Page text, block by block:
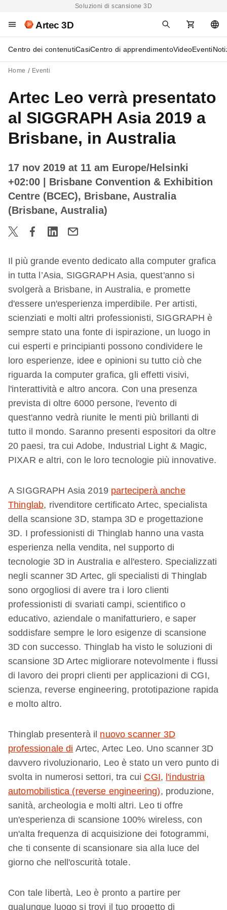
Soluzioni di scansione 3D
Artec 3D
Centro dei contenutiCasiCentro di apprendimentoVideoEventi
Home Eventi
Artec Leo verrà presentato
al SIGGRAPH Asia 2019 a
Brisbane, in Australia
17 nov 2019 at 11 am Europe/Helsinki
+02:00
| Brisbane Convention & Exhibition
Centre (BCEC), Brisbane, Australia
(Brisbane, Australia)
Il più grande evento dedicato alla computer grafica
in tutta l’Asia, SIGGRAPH Asia, quest'anno si
svolgerà a Brisbane, in Australia, e promette
d'essere un'esperienza imperdibile. Per artisti,
scienziati e molti altri professionisti, SIGGRAPH è
sempre stato una fonte di ispirazione, un luogo in
cui esperti e principianti possono condividere le
loro esperienze, idee e opinioni su tutto ciò che
riguarda la computer grafica, gli effetti visivi,
l'interattività e altro ancora. Con una presenza
prevista di oltre 6000 persone, l'evento di
quest'anno vedrà riunite le menti più brillanti di
tutto il mondo. Saranno presenti espositori da oltre
20 paesi, tra cui Adobe, Industrial Light & Magic,
PIXAR e altri, con le loro tecnologie più innovative.
A SIGGRAPH Asia 2019 parteciperà anche
Thinglab, rivenditore certificato Artec, specialista
della scansione 3D, stampa 3D e progettazione
3D. I professionisti di Thinglab hanno una vasta
esperienza nella vendita, nel supporto di
tecnologie 3D in Australia e all'estero. Specializzati
negli scanner 3D Artec, gli specialisti di Thinglab
sono orgogliosi di avere tra i loro clienti
professionisti di svariati campi, scientifico o
educativo, aziendale o manifatturiero, e saper
soddisfare sempre le loro esigenze di scansione
3D con successo. Thinglab ha visto le soluzioni di
scansione 3D Artec migliorare notevolmente i flussi
di lavoro dei propri clienti per applicazioni di CGI,
scienza, reverse engineering, prototipazione rapida
e molto altro.
Thinglab presenterà il nuovo scanner 3D
professionale di Artec, Artec Leo. Uno scanner 3D
davvero rivoluzionario, Leo è stato un vero punto di
svolta in numerosi settori, tra cui CGI, l'industria
automobilistica (reverse engineering), produzione,
sanità, archeologia e molti altri. Leo ti offre
un'esperienza di scansione 100% wireless, con
un'alta frequenza di acquisizione dei fotogrammi,
che ti consente di scansionare sia alla luce del
giorno che nell'oscurità totale.
Con tale libertà, Leo è pronto a partire per
qualunque luogo si trovi il tuo progetto di